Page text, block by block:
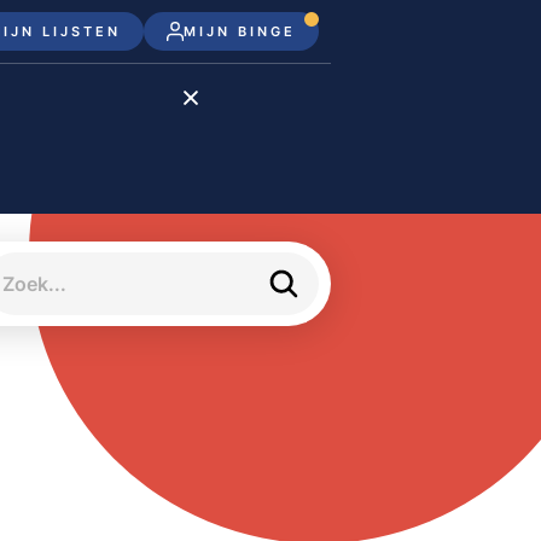
LIJSTEN MIJN BINGE
Disney+
meJane